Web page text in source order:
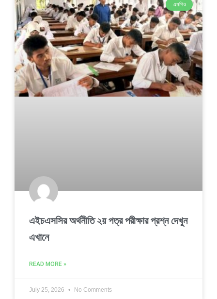
এমপিও
এইচএসসির অর্থনীতি ২য় পত্র পরীক্ষার প্রশ্ন দেখুন
এখানে
READ MORE »
July 25, 2026 No Comments